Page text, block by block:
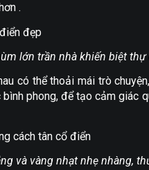
.
lớn trần nhà khiến biệt thự
có thể thoải mái trò
phong, để tạo cảm giác
và vàng nhạt nhẹ nhàng,